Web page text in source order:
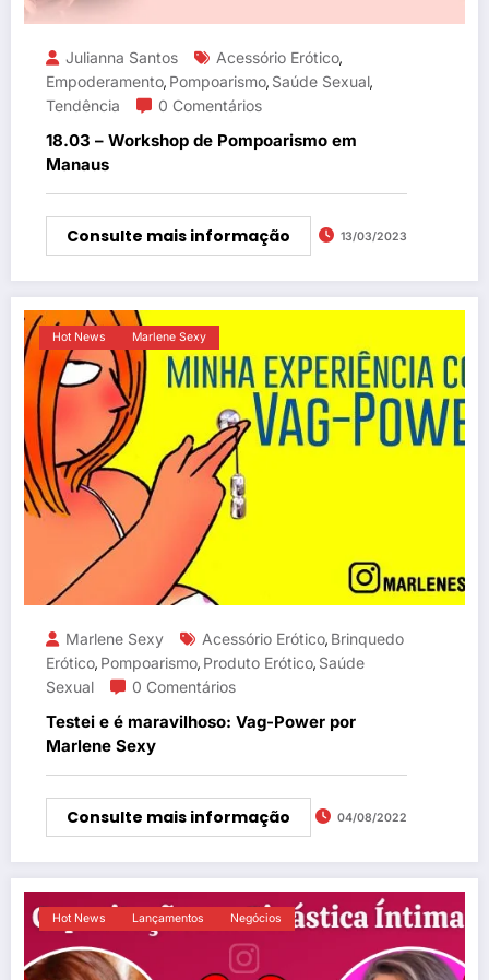
Julianna Santos Acessório Erótico,
Empoderamento, Pompoarismo, Saúde Sexual,
Tendência
0 Comentários
18.03 – Workshop de Pompoarismo em
Manaus
Consulte mais informação 13/03/2023
Hot News Marlene Sexy
Marlene Sexy Acessório Erótico, Brinquedo
Erótico, Pompoarismo, Produto Erótico, Saúde
Sexual
0 Comentários
Testei e é maravilhoso: Vag-Power por
Marlene Sexy
Consulte mais informação 04/08/2022
Hot News Lançamentos Negócios